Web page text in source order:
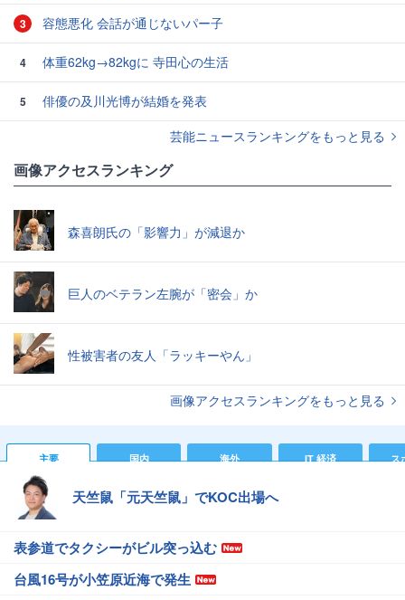
3 容態悪化 会話が通じないパー子
4 体重62kg→82kgに 寺田心の生活
5
俳優の及川光博が結婚を発表
芸能ニュースランキングをもっと見る
画像アクセスランキング
森喜朗氏の「影響力」が減退か
巨人のベテラン左腕が「密会」か
性被害者の友人「ラッキーやん」
画像アクセスランキングをもっと見る
主要 国内 海外 IT 経済 ス
天竺鼠「元天竺鼠」でKOC出場へ
表参道でタクシーがビル突っ込む
台風16号が小笠原近海で発生